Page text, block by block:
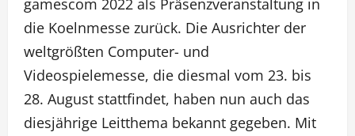
gamescom 2022 als Präsenzveranstaltung in
die Koelnmesse zurück. Die Ausrichter der
weltgrößten Computer- und
Videospielemesse, die diesmal vom 23. bis
28. August stattfindet, haben nun auch das
diesjährige Leitthema bekannt gegeben. Mit